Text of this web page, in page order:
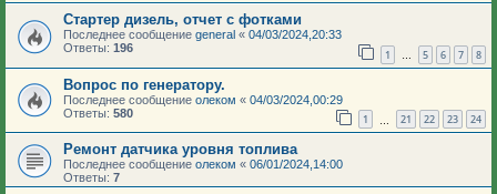
Стартер дизель, отчет с фотками
Последнее сообщение general « 04/03/2024,20:33
Ответы: 196 1 … 5 6 7 8
Вопрос по генератору.
Последнее сообщение олеком « 04/03/2024,00:29
Ответы: 580 1 21 22 23 24
Ремонт датчика уровня топлива
Последнее сообщение олеком « 06/01/2024,14:00
Ответы: 7